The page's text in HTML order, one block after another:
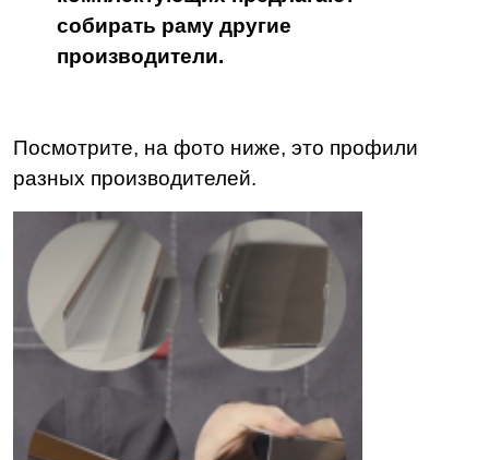
собирать раму другие
производители.
Посмотрите, на фото ниже, это профили
разных производителей.